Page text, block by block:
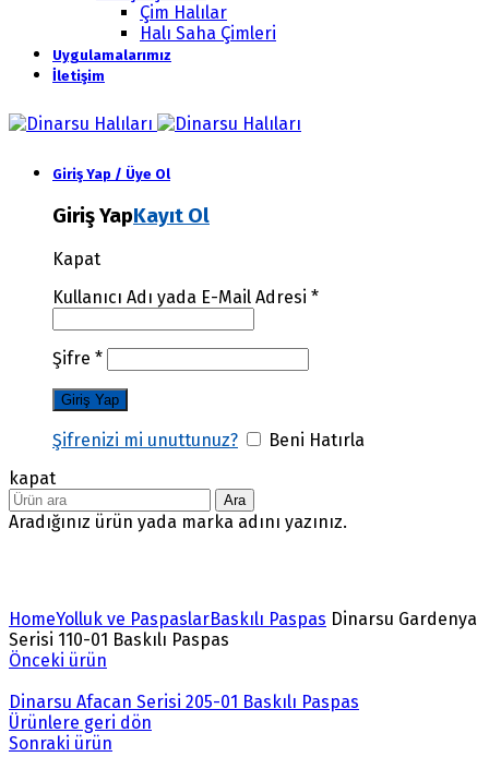
Çim Halılar
Halı Saha Çimleri
Uygulamalarımız
İletişim
Giriş Yap / Üye Ol
Giriş YapKayıt Ol
Kapat
Kullanıcı Adı yada E-Mail Adresi *
Şifre *
Şifrenizi mi unuttunuz?
Beni Hatırla
kapat
Ara
Aradığınız ürün yada marka adını yazınız.
HomeYolluk ve PaspaslarBaskılı Paspas Dinarsu Gardenya
Serisi 110-01 Baskılı Paspas
Önceki ürün
Dinarsu Afacan Serisi 205-01 Baskılı Paspas
Ürünlere geri dön
Sonraki ürün